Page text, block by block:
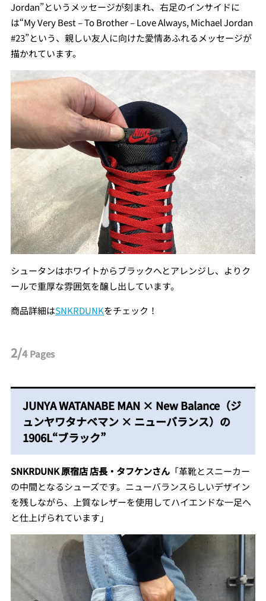
Jordan”というメッセージが刻まれ、右足のインサイドに
は“My Very Best – To Brother – Love Always, Michael Jordan
#23”という、親しい友人に向けた愛情あふれるメッセージが
描かれています。
シュータンはホワイトからブラックへとアレンジし、よりク
ールで重厚な雰囲気を醸し出しています。
商品詳細はSNKRDUNKをチェック！
2/4Pages
JUNYA WATANABE MAN × New Balance（ジ
ュンヤワタナベマン × ニューバランス）の
1906L“ブラック”
SNKRDUNK 原宿店 店長・タフケンさん「革靴とスニーカー
の中間となるシューズです。ニューバランスらしいデザイン
を残しながら、上質なレザーを使用してハイエンドな一足へ
と仕上げられています」